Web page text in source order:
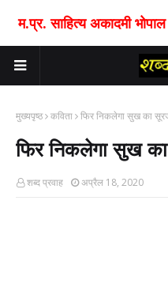
म.प्र. साहित्य अकादमी
मुख्यपृष्ठ कविता फिर निकलेगा सुख का
फिर निकलेगा सुख
शब्द प्रवाह अप्रैल 18, 2020